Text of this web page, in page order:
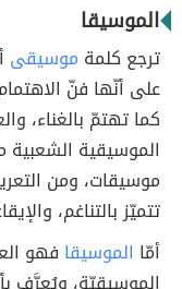
الموسيقا
ترجع كلمة موسيقى
على أنّها فنّ
كما تهتمّ بالغناء،
الموسيقية الشعبية
موسيقات، ومن
تتميّز بالتناغم،
أمّا الموسيقا فهو